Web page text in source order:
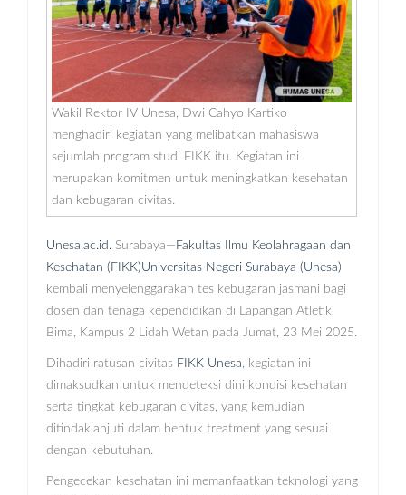
Wakil Rektor IV Unesa, Dwi Cahyo Kartiko
menghadiri kegiatan yang melibatkan mahasiswa
sejumlah program studi FIKK itu. Kegiatan ini
merupakan komitmen untuk meningkatkan kesehatan
dan kebugaran civitas.
Unesa.ac.id. Surabaya— Fakultas Ilmu Keolahragaan dan
Kesehatan (FIKK)Universitas Negeri Surabaya (Unesa)
kembali menyelenggarakan tes kebugaran jasmani bagi
dosen dan tenaga kependidikan di Lapangan Atletik
Bima, Kampus 2 Lidah Wetan pada Jumat, 23 Mei 2025.
Dihadiri ratusan civitas FIKK Unesa, kegiatan ini
dimaksudkan untuk mendeteksi dini kondisi kesehatan
serta tingkat kebugaran civitas, yang kemudian
ditindaklanjuti dalam bentuk treatment yang sesuai
dengan kebutuhan.
Pengecekan kesehatan ini memanfaatkan teknologi yang